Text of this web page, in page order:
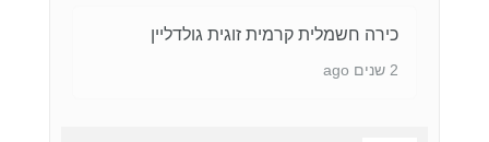
כירה חשמלית קרמית זוגית גולדליין
2 שנים ago